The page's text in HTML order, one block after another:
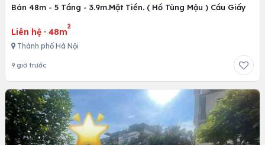
Bán 48m - 5 Tầng - 3.9m.Mặt Tiền. ( Hồ Tùng Mậu ) Cầu Giấy
Liên hệ · 48m
2
Thành phố Hà Nội
9 giờ trước